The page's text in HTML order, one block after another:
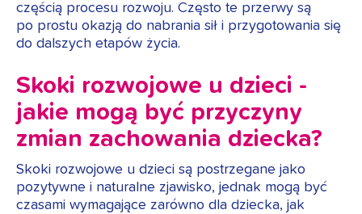
częścią procesu rozwoju. Często te przerwy są
po prostu okazją do nabrania sił i przygotowania się
do dalszych etapów życia.
Skoki rozwojowe u dzieci -
jakie mogą być przyczyny
zmian zachowania dziecka?
Skoki rozwojowe u dzieci są postrzegane jako
pozytywne i naturalne zjawisko, jednak mogą być
czasami wymagające zarówno dla dziecka, jak